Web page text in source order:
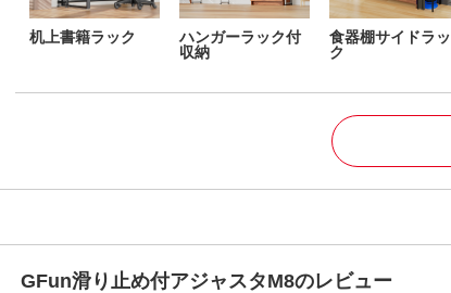
机上書籍ラック
ハンガーラック付
収納
食器棚サイドラッ
ク
GFun滑り止め付アジャスタM8のレビュー